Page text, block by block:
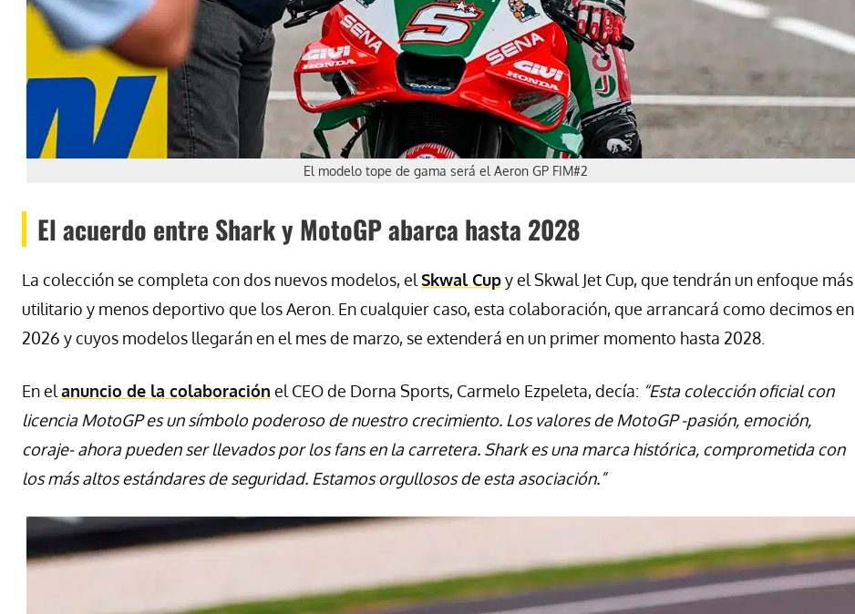
El modelo tope de gama será el Aeron GP FIM#2
El acuerdo entre Shark y MotoGP abarca hasta 2028
La colección se completa con dos nuevos modelos, el Skwal Cupy el Skwal Jet Cup, que tendrán un enfoque más
utilitario y menos deportivo que los Aeron. En cualquier caso, esta colaboración, que arrancará como decimos en
2026 y cuyos modelos llegarán en el mes de marzo, se extenderá en un primer momento hasta 2028.
En el anuncio de la colaboración el CEO de Dorna Sports, Carmelo Ezpeleta, decía: “Esta colección oficial con
licencia MotoGP es un símbolo poderoso de nuestro crecimiento. Los valores de MotoGP -pasión, emoción,
coraje- ahora pueden ser llevados por los fans en la carretera. Shark es una marca histórica, comprometida con
los más altos estándares de seguridad. Estamos orgullosos de esta asociación.”